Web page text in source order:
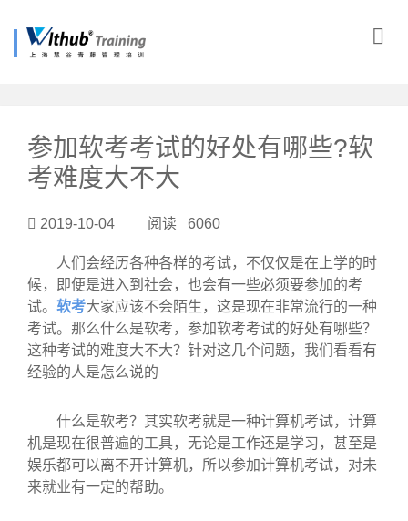
参加软考考试的好处有哪些?软
考难度大不大
2019-10-04 阅读 6060
人们会经历各种各样的考试，不仅仅是在上学的时
候，即便是进入到社会，也会有一些必须要参加的考
试。 软考大家应该不会陌生，这是现在非常流行的一种
考试。那么什么是软考，参加软考考试的好处有哪些？
这种考试的难度大不大？针对这几个问题，我们看看有
经验的人是怎么说的
什么是软考？其实软考就是一种计算机考试，计算
机是现在很普遍的工具，无论是工作还是学习，甚至是
娱乐都可以离不开计算机，所以参加计算机考试，对未
来就业有一定的帮助。